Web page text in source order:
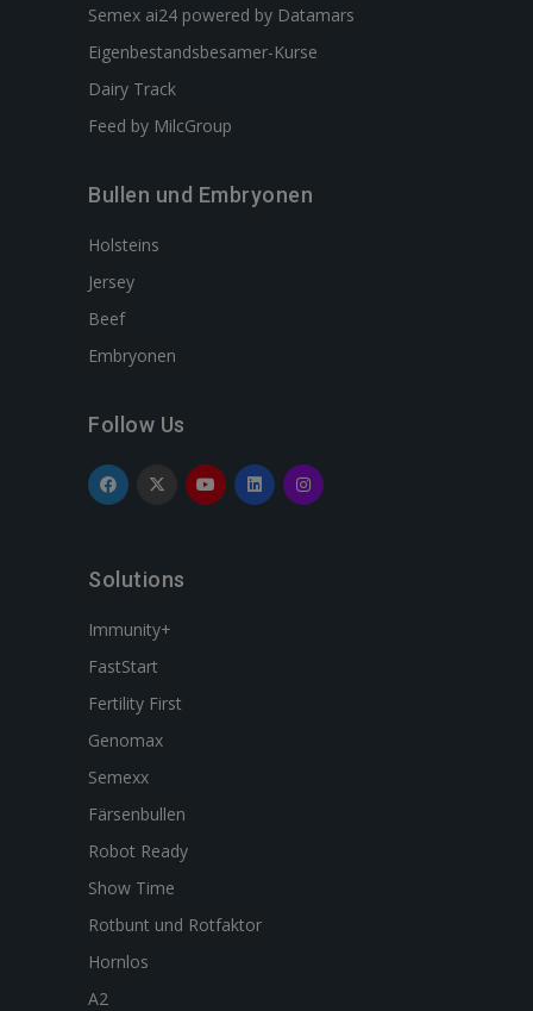
Semex ai24 powered by Datamars
Eigenbestandsbesamer-Kurse
Dairy Track
Feed by MilcGroup
Bullen und Embryonen
Holsteins
Jersey
Beef
Embryonen
Follow Us
Solutions
Immunity+
FastStart
Fertility First
Genomax
Semexx
Färsenbullen
Robot Ready
Show Time
Rotbunt und Rotfaktor
Hornlos
A2